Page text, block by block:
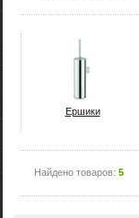
Ершики
Найдено товаров: 5